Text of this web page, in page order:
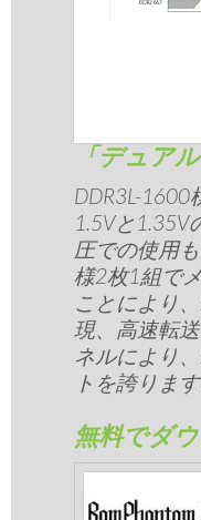
「デュア
DDR3L-1600
1.5Vと1.35V
圧での使用
様2枚1組で
ことにより
現、高速転
ネルにより
トを誇ります
無料でダ